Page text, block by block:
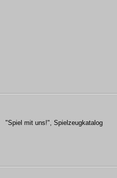
"Spiel mit uns!", Spielzeugkatalog